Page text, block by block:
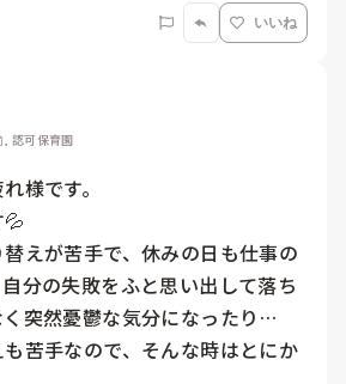
いいね
認可保育園
様です。
えが苦手で、休みの日も仕事の
分の失敗をふと思い出して落ち
突然憂鬱な気分になったり…
苦手なので、そんな時はとにか